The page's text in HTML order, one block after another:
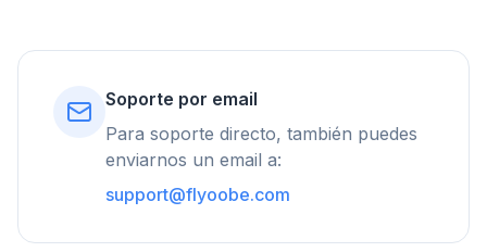
Soporte por email
Para soporte directo, también puedes
enviarnos un email a:
support@flyoobe.com
flyoobe
BrowserOptimizer